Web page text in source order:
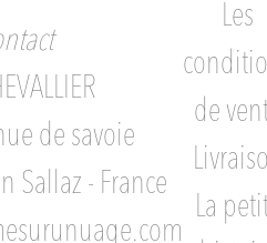
de savoie
Sallaz - France
Les
de
La